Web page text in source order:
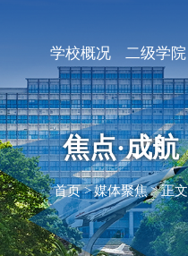
学校概况 二级学院
焦点·成航
首页 > 媒体聚焦 > 正文